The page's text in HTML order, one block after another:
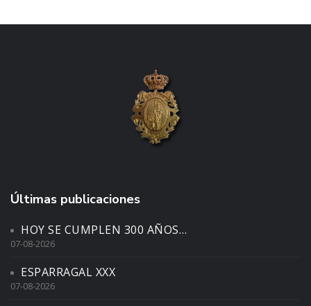
Últimas publicaciones
HOY SE CUMPLEN 300 AÑOS…
07-08-2026
ESPARRAGAL XXX
07-08-2026